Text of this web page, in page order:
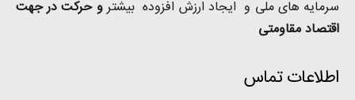
سرمایه های ملی و ایجاد ارزش افزوده بیشترو حرکت در جهت
اقتصاد مقاومتی
اطلاعات تماس